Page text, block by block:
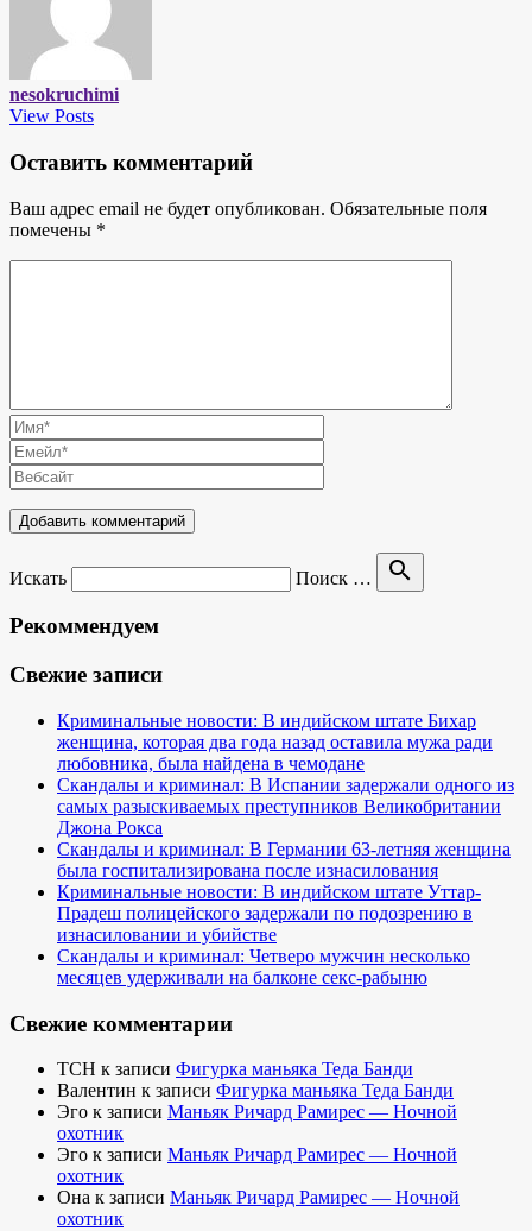
nesokruchimi
View Posts
Оставить комментарий
Ваш адрес email не будет опубликован. Обязательные поля
помечены *
Искать Поиск … search
Рекоммендуем
Свежие записи
Криминальные новости: В индийском штате Бихар
женщина, которая два года назад оставила мужа ради
любовника, была найдена в чемодане
Скандалы и криминал: В Испании задержали одного из
самых разыскиваемых преступников Великобритании
Джона Рокса
Скандалы и криминал: В Германии 63-летняя женщина
была госпитализирована после изнасилования
Криминальные новости: В индийском штате Уттар-
Прадеш полицейского задержали по подозрению в
изнасиловании и убийстве
Скандалы и криминал: Четверо мужчин несколько
месяцев удерживали на балконе секс-рабыню
Свежие комментарии
TCH к записи Фигурка маньяка Теда Банди
Валентин к записи Фигурка маньяка Теда Банди
Эго к записи Маньяк Ричард Рамирес — Ночной
охотник
Эго к записи Маньяк Ричард Рамирес — Ночной
охотник
Она к записи Маньяк Ричард Рамирес — Ночной
охотник